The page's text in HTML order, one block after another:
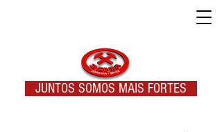
JUNTOS SOMOS MAIS FORTES